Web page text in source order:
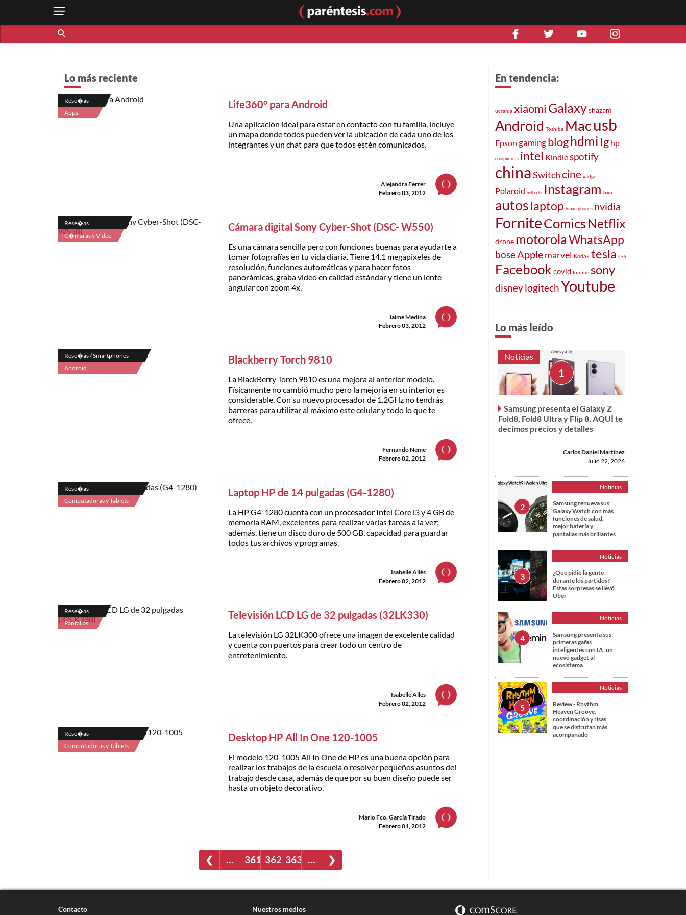
Lo más reciente
Rese�as
Apps
Life360° para Android
Una aplicación ideal para estar en contacto con tu familia, incluye
un mapa donde todos pueden ver la ubicación de cada uno de los
integrantes y un chat para que todos estén comunicados.
Alejandra Ferrer
Febrero 03, 2012
Rese�as
C�maras y Video
Cámara digital Sony Cyber-Shot (DSC- W550)
Es una cámara sencilla pero con funciones buenas para ayudarte a
tomar fotografías en tu vida diaria. Tiene 14.1 megapixeles de
resolución, funciones automáticas y para hacer fotos
panorámicas, graba video en calidad estándar y tiene un lente
angular con zoom 4x.
Jaime Medina
Febrero 03, 2012
Rese�as / Smartphones
Android
Blackberry Torch 9810
La BlackBerry Torch 9810 es una mejora al anterior modelo.
Físicamente no cambió mucho pero la mejoría en su interior es
considerable. Con su nuevo procesador de 1.2GHz no tendrás
barreras para utilizar al máximo este celular y todo lo que te
ofrece.
Fernando Neme
Febrero 02, 2012
Rese�as
Computadoras y Tablets
Laptop HP de 14 pulgadas (G4-1280)
La HP G4-1280 cuenta con un procesador Intel Core i3 y 4 GB de
memoria RAM, excelentes para realizar varias tareas a la vez;
además, tiene un disco duro de 500 GB, capacidad para guardar
todos tus archivos y programas.
Isabelle Allès
Febrero 02, 2012
Rese�as
Pantallas
Televisión LCD LG de 32 pulgadas (32LK330)
La televisión LG 32LK300 ofrece una imagen de excelente calidad
y cuenta con puertos para crear todo un centro de
entretenimiento.
Isabelle Allès
Febrero 02, 2012
Rese�as
Computadoras y Tablets
Desktop HP All In One 120-1005
El modelo 120-1005 All In One de HP es una buena opción para
realizar los trabajos de la escuela o resolver pequeños asuntos del
trabajo desde casa, además de que por su buen diseño puede ser
hasta un objeto decorativo.
Mario Fco. García Tirado
Febrero 01, 2012
❮ … 361 362 363 … ❯
En tendencia:
ucrania xiaomiGalaxyshazam
Android Toshiba Macusb
Epson gamingbloghdmi Ig hp
coolpix ntfs intel Kindlespotify
chinaSwitchcine gadget
Polaroid netbooks Instagram lumix
autoslaptop Smartphones nvidia
ForniteComicsNetflix
drone motorolaWhatsApp
boseApplemarvel Kodak tesla CES
Facebook covid fujifilm sony
disneylogitechYoutube
Lo más leído
Noticias
Samsung presenta el Galaxy Z
Fold8, Fold8 Ultra y Flip 8. AQUÍ te
decimos precios y detalles
Carlos Daniel Martínez
Julio 22, 2026
Noticias
Samsung renueva sus
Galaxy Watch con más
funciones de salud,
mejor batería y
pantallas más brillantes
Noticias
¿Qué pidió la gente
durante los partidos?
Estas sorpresas se llevó
Uber
Noticias
Samsung presenta sus
primeras gafas
inteligentes con IA. un
nuevo gadget al
ecosistema
Noticias
Review - Rhythm
Heaven Groove,
coordinación y risas
que se disfrutan más
acompañado
Contacto Nuestros medios